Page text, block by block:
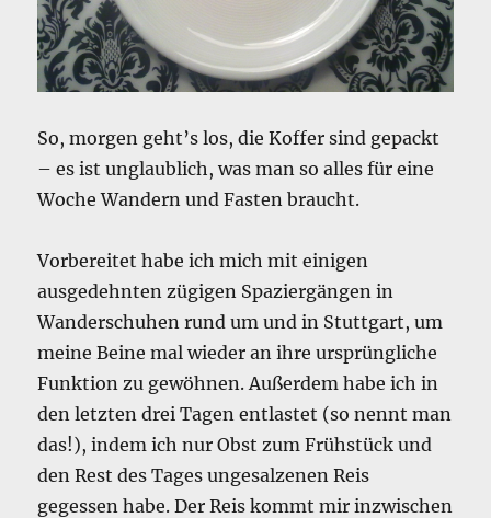
So, morgen geht’s los, die Koffer sind gepackt
– es ist unglaublich, was man so alles für eine
Woche Wandern und Fasten braucht.
Vorbereitet habe ich mich mit einigen
ausgedehnten zügigen Spaziergängen in
Wanderschuhen rund um und in Stuttgart, um
meine Beine mal wieder an ihre ursprüngliche
Funktion zu gewöhnen. Außerdem habe ich in
den letzten drei Tagen entlastet (so nennt man
das!), indem ich nur Obst zum Frühstück und
den Rest des Tages ungesalzenen Reis
gegessen habe. Der Reis kommt mir inzwischen